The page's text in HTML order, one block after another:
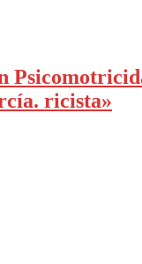
ricista»